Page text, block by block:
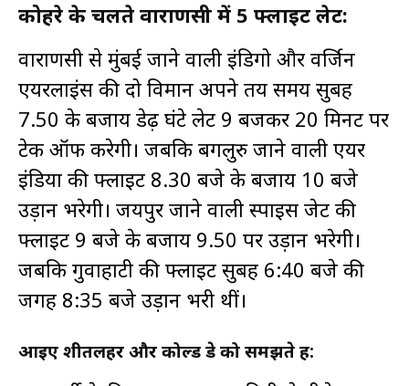
कोहरे के चलते वाराणसी में 5 फ्लाइट लेट:
वाराणसी से मुंबई जाने वाली इंडिगो और वर्जिन
एयरलाइंस की दो विमान अपने तय समय सुबह
7.50 के बजाय डेढ़ घंटे लेट 9 बजकर 20 मिनट पर
टेक ऑफ करेगी। जबकि बेंगलुरु जाने वाली एयर
इंडिया की फ्लाइट 8.30 बजे के बजाय 10 बजे
उड़ान भरेगी। जयपुर जाने वाली स्पाइस जेट की
फ्लाइट 9 बजे के बजाय 9.50 पर उड़ान भरेगी।
जबकि गुवाहाटी की फ्लाइट सुबह 6:40 बजे की
जगह 8:35 बजे उड़ान भरी थीं।
आइए शीतलहर और कोल्ड डे को समझते हैं: